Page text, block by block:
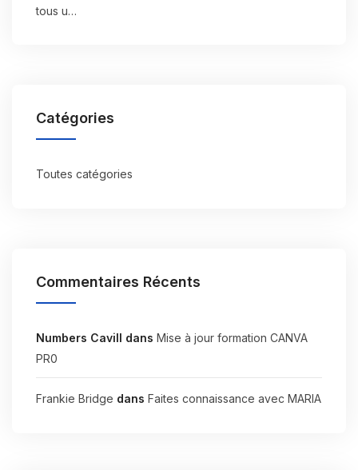
tous u…
Catégories
Toutes catégories
Commentaires Récents
Numbers Cavill dans Mise à jour formation CANVA
PR0
Frankie Bridge dans Faites connaissance avec MARIA